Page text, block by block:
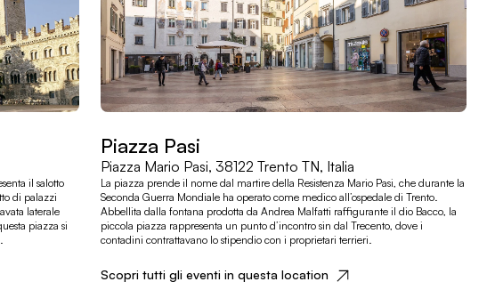
il salotto
di palazzi
laterale
piazza si
Piazza Pasi
Piazza Mario Pasi, 38122 Trento TN, Italia
La piazza prende il nome dal martire della Resistenza Mario Pasi, che durante la
Seconda Guerra Mondiale ha operato come medico all’ospedale di Trento.
Abbellita dalla fontana prodotta da Andrea Malfatti raffigurante il dio Bacco, la
piccola piazza rappresenta un punto d’incontro sin dal Trecento, dove i
contadini contrattavano lo stipendio con i proprietari terrieri.
Scopri tutti gli eventi in questa location